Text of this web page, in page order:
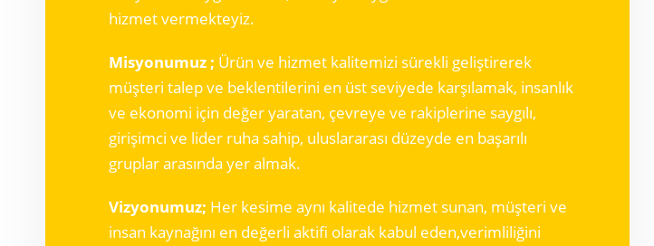
hizmet vermekteyiz.
Misyonumuz ; Ürün ve hizmet kalitemizi sürekli geliştirerek
müşteri talep ve beklentilerini en üst seviyede karşılamak, insanlık
ve ekonomi için değer yaratan, çevreye ve rakiplerine saygılı,
girişimci ve lider ruha sahip, uluslararası düzeyde en başarılı
gruplar arasında yer almak.
Vizyonumuz; Her kesime aynı kalitede hizmet sunan, müşteri ve
insan kaynağını en değerli aktifi olarak kabul eden,verimliliğini